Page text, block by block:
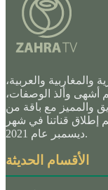
والمغاربية والعربية،
أشهى وألذ الوصفات،
والمميز مع باقة من
إطلاق قناتنا في شهر
ديسمبر عام 2021.
الأقسام الحديثة